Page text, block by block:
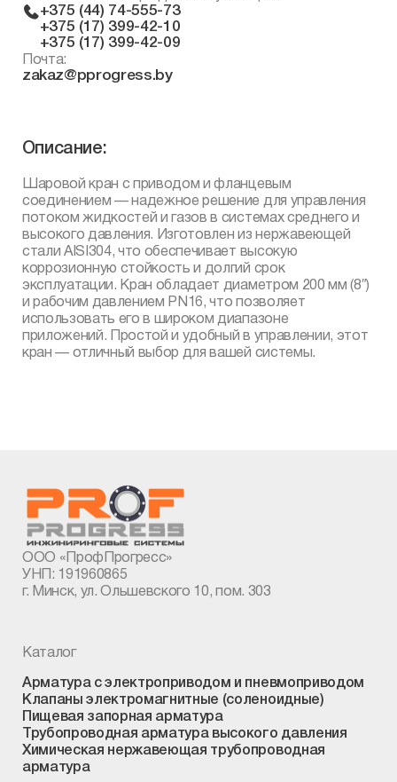
+375 (44) 74-555-73
+375 (17) 399-42-10
+375 (17) 399-42-09
Почта:
zakaz@pprogress.by
Описание:
Шаровой кран с приводом и фланцевым
соединением — надежное решение для управления
потоком жидкостей и газов в системах среднего и
высокого давления. Изготовлен из нержавеющей
стали AISI304, что обеспечивает высокую
коррозионную стойкость и долгий срок
эксплуатации. Кран обладает диаметром 200 мм (8″)
и рабочим давлением PN16, что позволяет
использовать его в широком диапазоне
приложений. Простой и удобный в управлении, этот
кран — отличный выбор для вашей системы.
ООО «ПрофПрогресс»
УНП: 191960865
г. Минск, ул. Ольшевского 10, пом. 303
Каталог
Арматура с электроприводом и пневмоприводом
Клапаны электромагнитные (соленоидные)
Пищевая запорная арматура
Трубопроводная арматура высокого давления
Химическая нержавеющая трубопроводная
арматура